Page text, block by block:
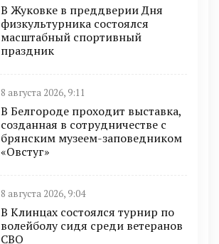
В Жуковке в преддверии Дня
физкультурника состоялся
масштабный спортивный
праздник
8 августа 2026, 9:11
В Белгороде проходит выставка,
созданная в сотрудничестве с
брянским музеем-заповедником
«Овстуг»
8 августа 2026, 9:04
В Клинцах состоялся турнир по
волейболу сидя среди ветеранов
СВО